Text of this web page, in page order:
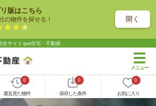
版はこちら
の物件を探せる！ 開く
合サイト goo住宅・不動産
0
最近見た物件
0
保存した条件
0
お気に入り